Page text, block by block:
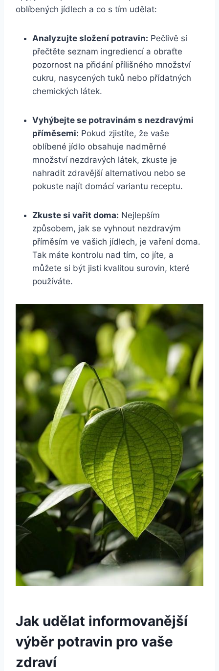
oblíbených jídlech a co s tím udělat:
Analyzujte složení potravin: Pečlivě si
přečtěte seznam ingrediencí a obraťte
pozornost na přidání přílišného množství
cukru, nasycených tuků nebo přídatných
chemických látek.
Vyhýbejte se potravinám s nezdravými
příměsemi: Pokud zjistíte, že vaše
oblíbené jídlo obsahuje nadměrné
množství nezdravých látek, zkuste je
nahradit zdravější alternativou nebo se
pokuste najít domácí variantu receptu.
Zkuste si vařit doma: Nejlepším
způsobem, jak se vyhnout nezdravým
příměsím ve vašich jídlech, je vaření doma.
Tak máte kontrolu nad tím, co jíte, a
můžete si být jisti kvalitou surovin, které
používáte.
Jak udělat informovanější
výběr potravin pro vaše
zdraví